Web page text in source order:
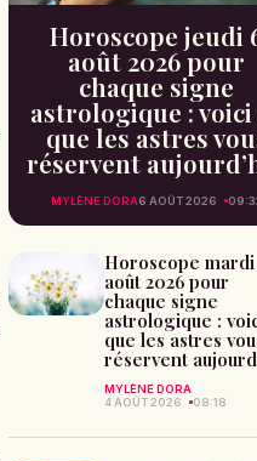
Horoscope jeudi
août 2026 pour
chaque signe
astrologique : voici
que les astres
réservent
MYLÈNE DORA6 AOÛT 2026
Horoscope
août 2026 pour
chaque signe
astrologique :
que les astres
réservent
MYLÈNE DORA
4 AOÛT 2026
08:18